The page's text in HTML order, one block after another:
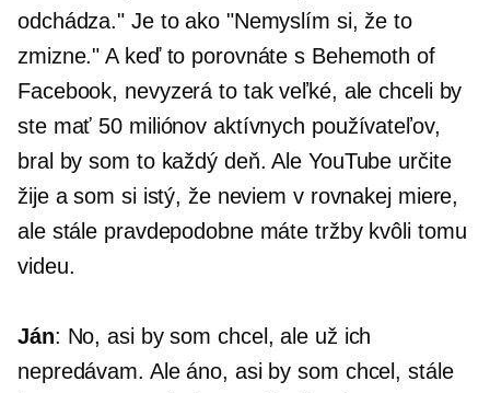
odchádza." Je to ako "Nemyslím si, že to
zmizne." A keď to porovnáte s Behemoth of
Facebook, nevyzerá to tak veľké, ale chceli by
ste mať 50 miliónov aktívnych používateľov,
bral by som to každý deň. Ale YouTube určite
žije a som si istý, že neviem v rovnakej miere,
ale stále pravdepodobne máte tržby kvôli tomu
videu.
Ján: No, asi by som chcel, ale už ich
nepredávam. Ale áno, asi by som chcel, stále